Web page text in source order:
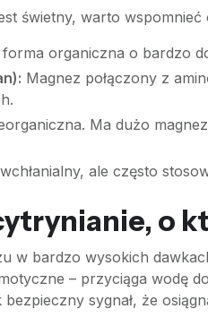
świetny, warto
forma organiczna o bardzo
Magnez połączony z
Ma dużo
ale często
o
w bardzo wysokich
– przyciąga wodę
sygnał, że